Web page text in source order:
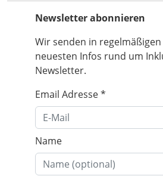
Newsletter abonnieren
Wir senden in
neuesten Infos rund um
Newsletter.
Email Adresse*
Name